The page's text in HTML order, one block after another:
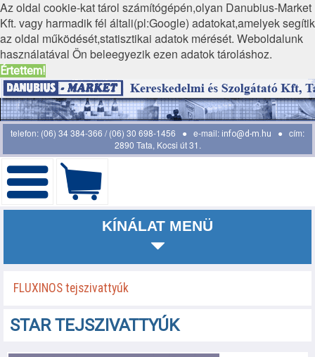
Az oldal cookie-kat tárol számítógépén,olyan Danubius-Market
Kft. vagy harmadik fél általi(pl:Google) adatokat,amelyek segítik
az oldal működését,statisztikai adatok mérését. Weboldalunk
használatával Ön beleegyezik ezen adatok tároláshoz.
Értettem!
telefon: (06) 34 384-366 / (06) 30 698-1456 ● e-mail: info@d-m.hu
● cím:
2890 Tata, Kocsi út 31.
KÍNÁLAT MENÜ
FLUXINOS tejszivattyúk
STAR TEJSZIVATTYÚK